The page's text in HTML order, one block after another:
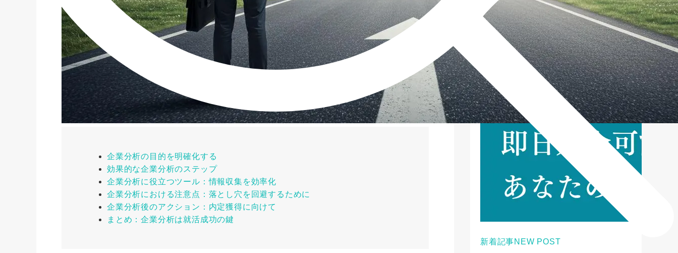
企業分析の目的を明確化する
効果的な企業分析のステップ
企業分析に役立つツール：情報収集を効率化
企業分析における注意点：落とし穴を回避するために
企業分析後のアクション：内定獲得に向けて
まとめ：企業分析は就活成功の鍵
新着記事NEW POST